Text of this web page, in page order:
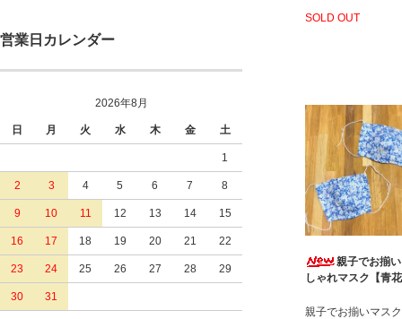
営業日カレンダー
2026年8月
日 月 火 水 木 金 土
1
2 3 4 5 6 7 8
9 10 11 12 13 14 15
16 17 18 19 20 21 22
23 24 25 26 27 28 29
30 31
SOLD OUT
親子でお揃
しゃれマスク【青
親子でお揃いマス